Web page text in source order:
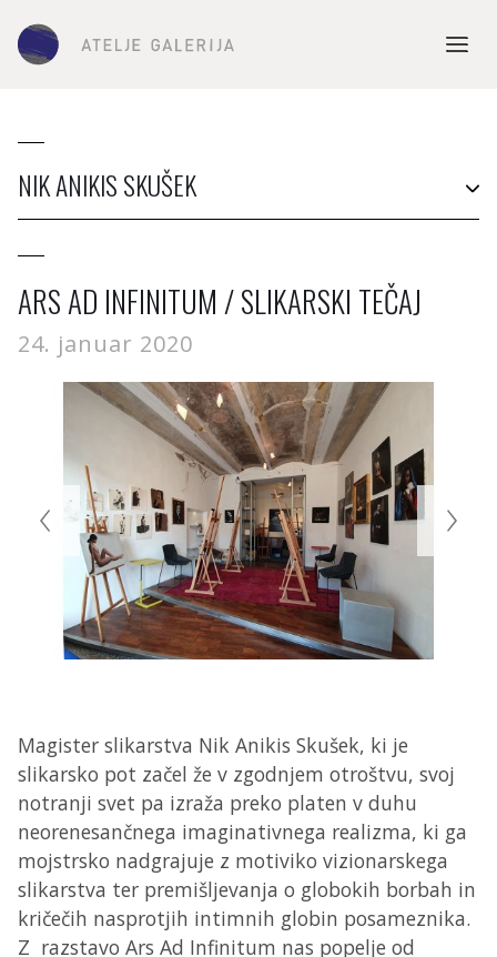
NIK ANIKIS SKUŠEK
ARS AD INFINITUM / SLIKARSKI TEČAJ
24. januar 2020
Magister slikarstva Nik Anikis Skušek, ki je
slikarsko pot začel že v zgodnjem otroštvu, svoj
notranji svet pa izraža preko platen v duhu
neorenesančnega imaginativnega realizma, ki ga
mojstrsko nadgrajuje z motiviko vizionarskega
slikarstva ter premišljevanja o globokih borbah in
kričečih nasprotjih intimnih globin posameznika.
Z razstavo Ars Ad Infinitum nas popelje od